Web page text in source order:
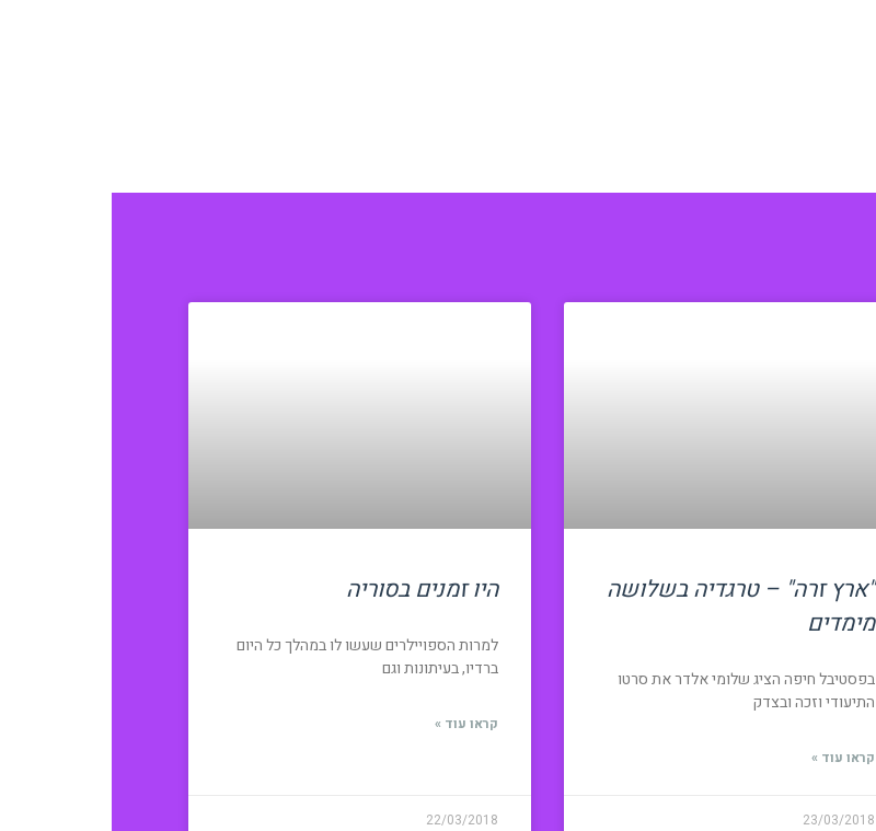
"ארץ זרה" – טרגדיה בשלושה
מימדים
בפסטיבל חיפה הציג שלומי אלדר את סרטו
התיעודי וזכה ובצדק
קראו עוד »
23/03/2018
היו זמנים בסוריה
למרות הספויילרים שעשו לו במהלך כל היום
ברדיו, בעיתונות וגם
קראו עוד »
22/03/2018